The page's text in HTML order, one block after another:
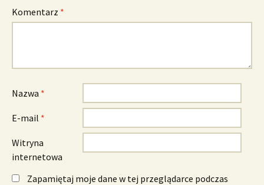
Komentarz *
Nazwa *
E-mail *
Witryna
internetowa
Zapamiętaj moje dane w tej przeglądarce podczas